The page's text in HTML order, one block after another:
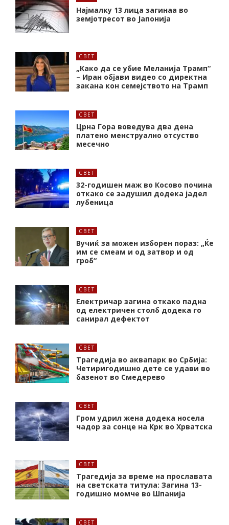
Најмалку 13 лица загинаа во
земјотресот во Јапонија
СВЕТ
„Како да се убие Меланија Трамп“
– Иран објави видео со директна
закана кон семејството на Трамп
СВЕТ
Црна Гора воведува два дена
платено менструално отсуство
месечно
СВЕТ
32-годишен маж во Косово почина
откако се задушил додека јадел
лубеница
СВЕТ
Вучиќ за можен изборен пораз: „Ќе
им се смеам и од затвор и од
гроб“
СВЕТ
Електричар загина откако падна
од електричен столб додека го
санирал дефектот
СВЕТ
Трагедија во аквапарк во Србија:
Четиригодишно дете се удави во
базенот во Смедерево
СВЕТ
Гром удрил жена додека носела
чадор за сонце на Крк во Хрватска
СВЕТ
Трагедија за време на прославата
на светската титула: Загина 13-
годишно момче во Шпанија
СВЕТ